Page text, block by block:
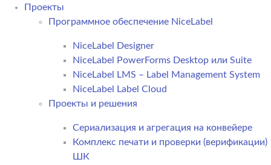
Проекты
Программное обеспечение NiceLabel
NiceLabel Designer
NiceLabel PowerForms Desktop или Suite
NiceLabel LMS – Label Management System
NiceLabel Label Cloud
Проекты и решения
Сериализация и агрегация на конвейере
Комплекс печати и проверки (верификации)
ШК